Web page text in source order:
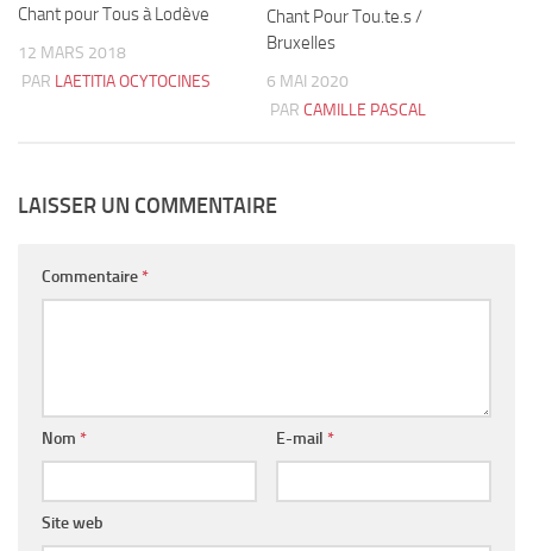
Chant pour Tous à Lodève
12 MARS 2018
PAR LAETITIA OCYTOCINES
Chant Pour Tou.te.s /
Bruxelles
6 MAI 2020
PAR CAMILLE PASCAL
LAISSER UN COMMENTAIRE
Commentaire *
Nom * E-mail *
Site web